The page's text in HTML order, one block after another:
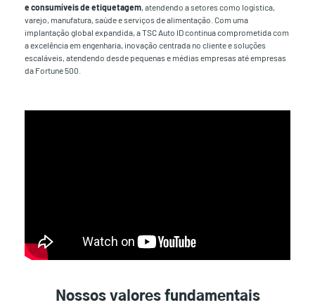
e consumíveis de etiquetagem, atendendo a setores como logística,
varejo, manufatura, saúde e serviços de alimentação. Com uma
implantação global expandida, a TSC Auto ID continua comprometida com
a excelência em engenharia, inovação centrada no cliente e soluções
escaláveis, atendendo desde pequenas e médias empresas até empresas
da Fortune 500.
Nossos valores fundamentais